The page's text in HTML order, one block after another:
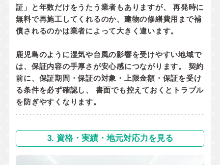
証」と年数だけをうたう業者もありますが、 再発時に
無料で再施工してくれるのか、 建物の修繕費用まで補
償されるのかは業者によって大きく違います。
鹿児島のように湿気や台風の影響を受けやすい地域で
は、保証内容の手厚さが安心感につながります。 契約
前に、 保証期間・保証の対象・上限金額・保証を受け
る条件を必ず確認し、 書面でも控えておくとトラブル
を防ぎやすくなります。
3. 資格・実績・地元対応力を見る